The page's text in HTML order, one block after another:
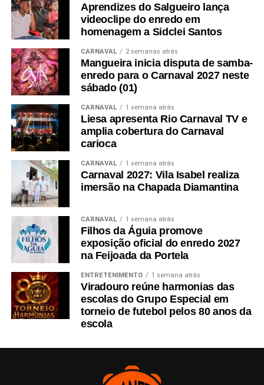
Aprendizes do Salgueiro lança
videoclipe do enredo em
homenagem a Sidclei Santos
CARNAVAL 2 semanas atrás
Mangueira inicia disputa de samba-
enredo para o Carnaval 2027 neste
sábado (01)
CARNAVAL 1 semana atrás
Liesa apresenta Rio Carnaval TV e
amplia cobertura do Carnaval
carioca
CARNAVAL 1 semana atrás
Carnaval 2027: Vila Isabel realiza
imersão na Chapada Diamantina
CARNAVAL 1 semana atrás
Filhos da Águia promove
exposição oficial do enredo 2027
na Feijoada da Portela
ENTRETENIMENTO 1 semana atrás
Viradouro reúne harmonias das
escolas do Grupo Especial em
torneio de futebol pelos 80 anos da
escola